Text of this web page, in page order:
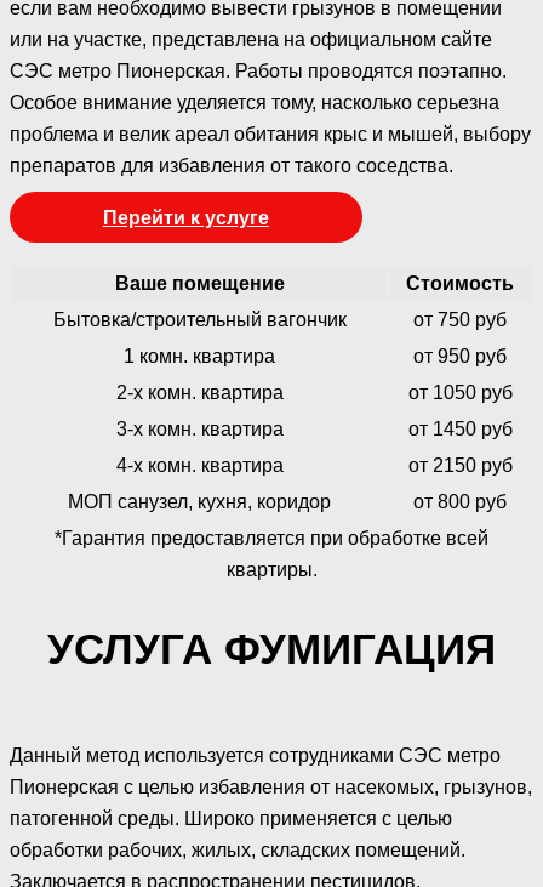
если вам необходимо вывести грызунов в помещении
или на участке, представлена на официальном сайте
СЭС метро Пионерская. Работы проводятся поэтапно.
Особое внимание уделяется тому, насколько серьезна
проблема и велик ареал обитания крыс и мышей, выбору
препаратов для избавления от такого соседства.
Перейти к услуге
Ваше помещение
Стоимость
Бытовка/строительный вагончик
от 750 руб
1 комн. квартира
от 950 руб
2-х комн. квартира
от 1050 руб
3-х комн. квартира
от 1450 руб
4-х комн. квартира
от 2150 руб
МОП санузел, кухня, коридор
от 800 руб
*Гарантия предоставляется при обработке всей
квартиры.
УСЛУГА ФУМИГАЦИЯ
Данный метод используется сотрудниками СЭС метро
Пионерская с целью избавления от насекомых, грызунов,
патогенной среды. Широко применяется с целью
обработки рабочих, жилых, складских помещений.
Заключается в распространении пестицидов,